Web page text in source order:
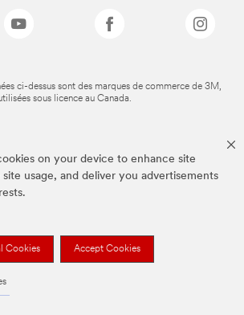
on your device to enhance site
site usage, and deliver you advertisements
Cookies Accept Cookies
ci-dessus sont des marques de commerce de 3M,
sous licence au Canada.